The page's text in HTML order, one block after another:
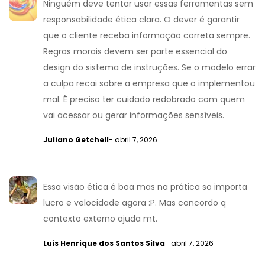
Ninguém deve tentar usar essas ferramentas sem
responsabilidade ética clara. O dever é garantir
que o cliente receba informação correta sempre.
Regras morais devem ser parte essencial do
design do sistema de instruções. Se o modelo errar
a culpa recai sobre a empresa que o implementou
mal. É preciso ter cuidado redobrado com quem
vai acessar ou gerar informações sensíveis.
Juliano Getchell- abril 7, 2026
Essa visão ética é boa mas na prática so importa
lucro e velocidade agora :P. Mas concordo q
contexto externo ajuda mt.
Luís Henrique dos Santos Silva- abril 7, 2026